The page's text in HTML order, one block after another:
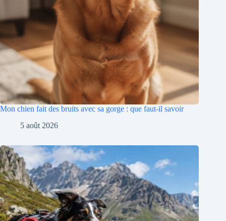
Mon chien fait des bruits avec sa gorge : que faut-il savoir
5 août 2026